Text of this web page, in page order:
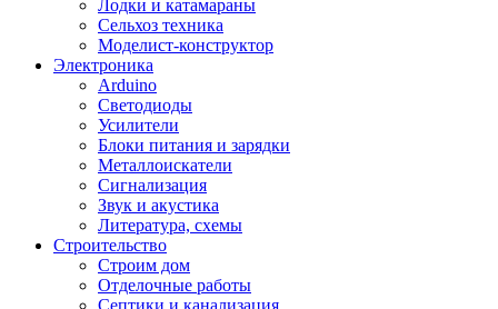
Лодки и катамараны
Сельхоз техника
Моделист-конструктор
Электроника
Arduino
Светодиоды
Усилители
Блоки питания и зарядки
Металлоискатели
Сигнализация
Звук и акустика
Литература, схемы
Строительство
Строим дом
Отделочные работы
Септики и канализация